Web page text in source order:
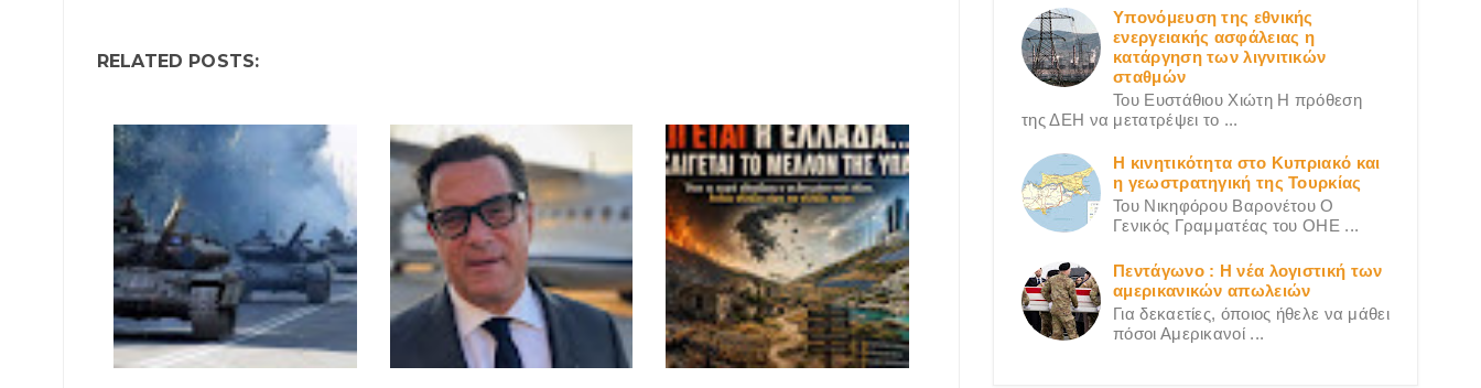
RELATED POSTS:
Υπονόμευση της εθνικής
ενεργειακής ασφάλειας η
κατάργηση των λιγνιτικών
σταθμών
Του Ευστάθιου Χιώτη Η πρόθεση
της ΔΕΗ να μετατρέψει το ...
Η κινητικότητα στο Κυπριακό και
η γεωστρατηγική της Τουρκίας
Του Νικηφόρου Βαρονέτου Ο
Γενικός Γραμματέας του ΟΗΕ ...
Πεντάγωνο : Η νέα λογιστική των
αμερικανικών απωλειών
Για δεκαετίες, όποιος ήθελε να μάθει
πόσοι Αμερικανοί ...